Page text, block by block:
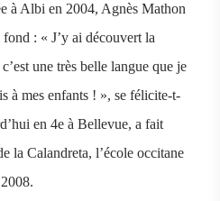
à Albi en 2004, Agnès Mathon
fond : « J’y ai découvert la
une très belle langue que je
à mes enfants ! », se félicite-t-
en 4e à Bellevue, a fait
la Calandreta, l’école occitane